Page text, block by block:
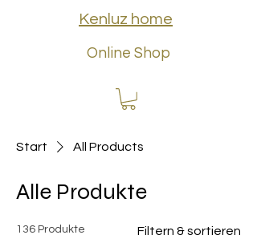
Kenluz home
Online Shop
Start All Products
Alle Produkte
136 Produkte Filtern & sortieren